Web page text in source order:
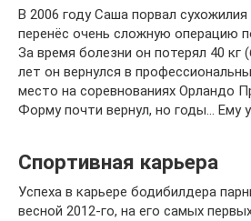
В 2006 году Саша порвал
перенёс очень сложную операцию
За время болезни он потерял 40 кг
лет он вернулся в
место на соревнованиях Орландо
Форму почти вернул, но годы… Ему
Спортивная карьера
Успеха в карьере бодибилдера
весной 2012-го, на его самых